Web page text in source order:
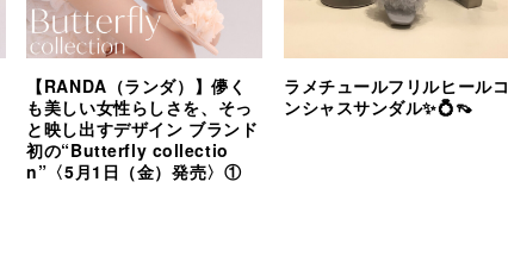
【RANDA（ランダ）】儚く
も美しい女性らしさを、そっ
と映し出すデザイン ブランド
初の“Butterfly collectio
n”〈5月1日（金）発売〉①
ラメチュールフリルヒールコ
ンシャスサンダル✨💍👡